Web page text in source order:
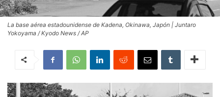
La base aérea estadounidense de Kadena, Okinawa, Japón | Juntaro
Yokoyama / Kyodo News / AP